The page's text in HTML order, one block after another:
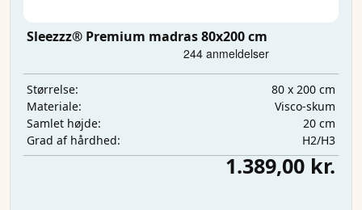
Sleezzz® Premium madras 80x200 cm
Størrelse:
80 x 200 cm
Materiale:
Visco-skum
Samlet højde:
20 cm
Grad af hårdhed:
H2/H3
1.389,00 kr.